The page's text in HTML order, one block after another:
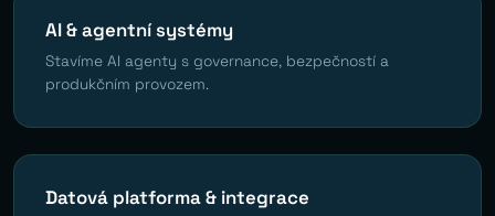
AI & agentní systémy
Stavíme AI agenty s governance, bezpečností a
produkčním provozem.
Datová platforma & integrace